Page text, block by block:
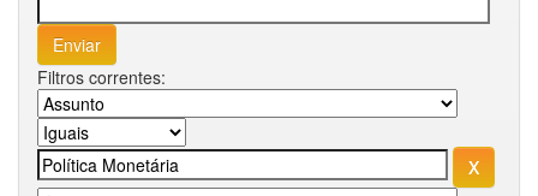
Filtros correntes: